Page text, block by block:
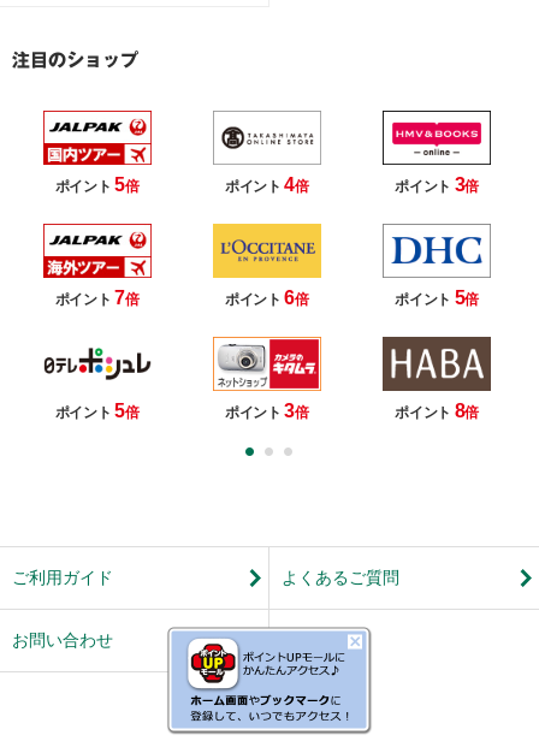
ポイント5倍 ポイント4倍 ポイント 3倍
ポイント 7倍 ポイント6倍 ポイント 5倍
ポイント5倍 ポイント3倍 ポイント 8倍
ご利用ガイド よくあるご質問
お問い合わせ